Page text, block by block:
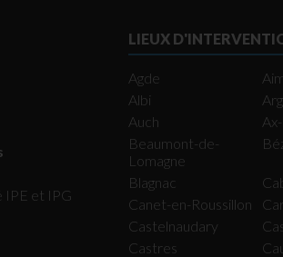
IPE et IPG
LIEUX
Agde
Albi
Auch
Beaumont-de-
Lomagne
Blagnac
Canet-en-Roussillon
Castelnaudary
Castres